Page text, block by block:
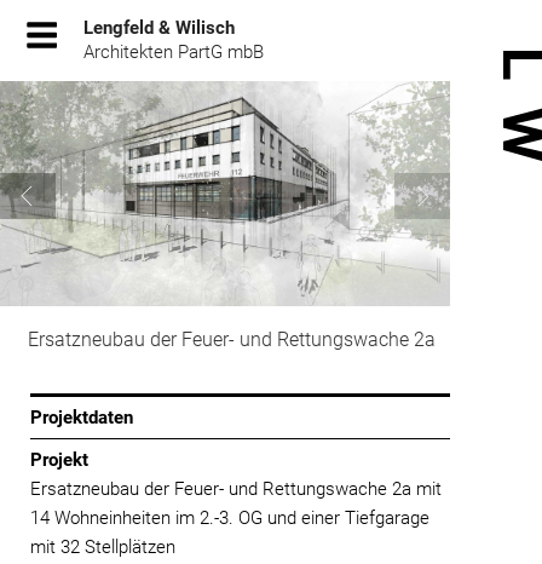
Inhalt
springen
Lengfeld & Wilisch
Architekten PartG mbB
Ersatzneubau der Feuer- und Rettungswache 2a
Projektdaten
Projekt
Ersatzneubau der Feuer- und Rettungswache 2a mit
14 Wohneinheiten im 2.-3. OG und einer Tiefgarage
mit 32 Stellplätzen